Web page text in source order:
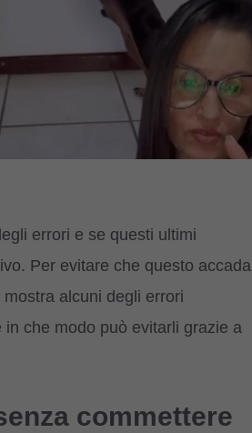
errori e se questi ultimi
Per evitare che questo accada
alcuni degli errori
che modo può evitarli grazie a
commettere